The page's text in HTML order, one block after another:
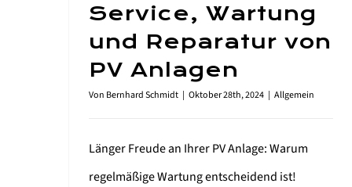
Service, Wartung
und Reparatur von
PV Anlagen
Von Bernhard Schmidt | Oktober 28th, 2024 | Allgemein
Länger Freude an Ihrer PV Anlage: Warum
regelmäßige Wartung entscheidend ist!